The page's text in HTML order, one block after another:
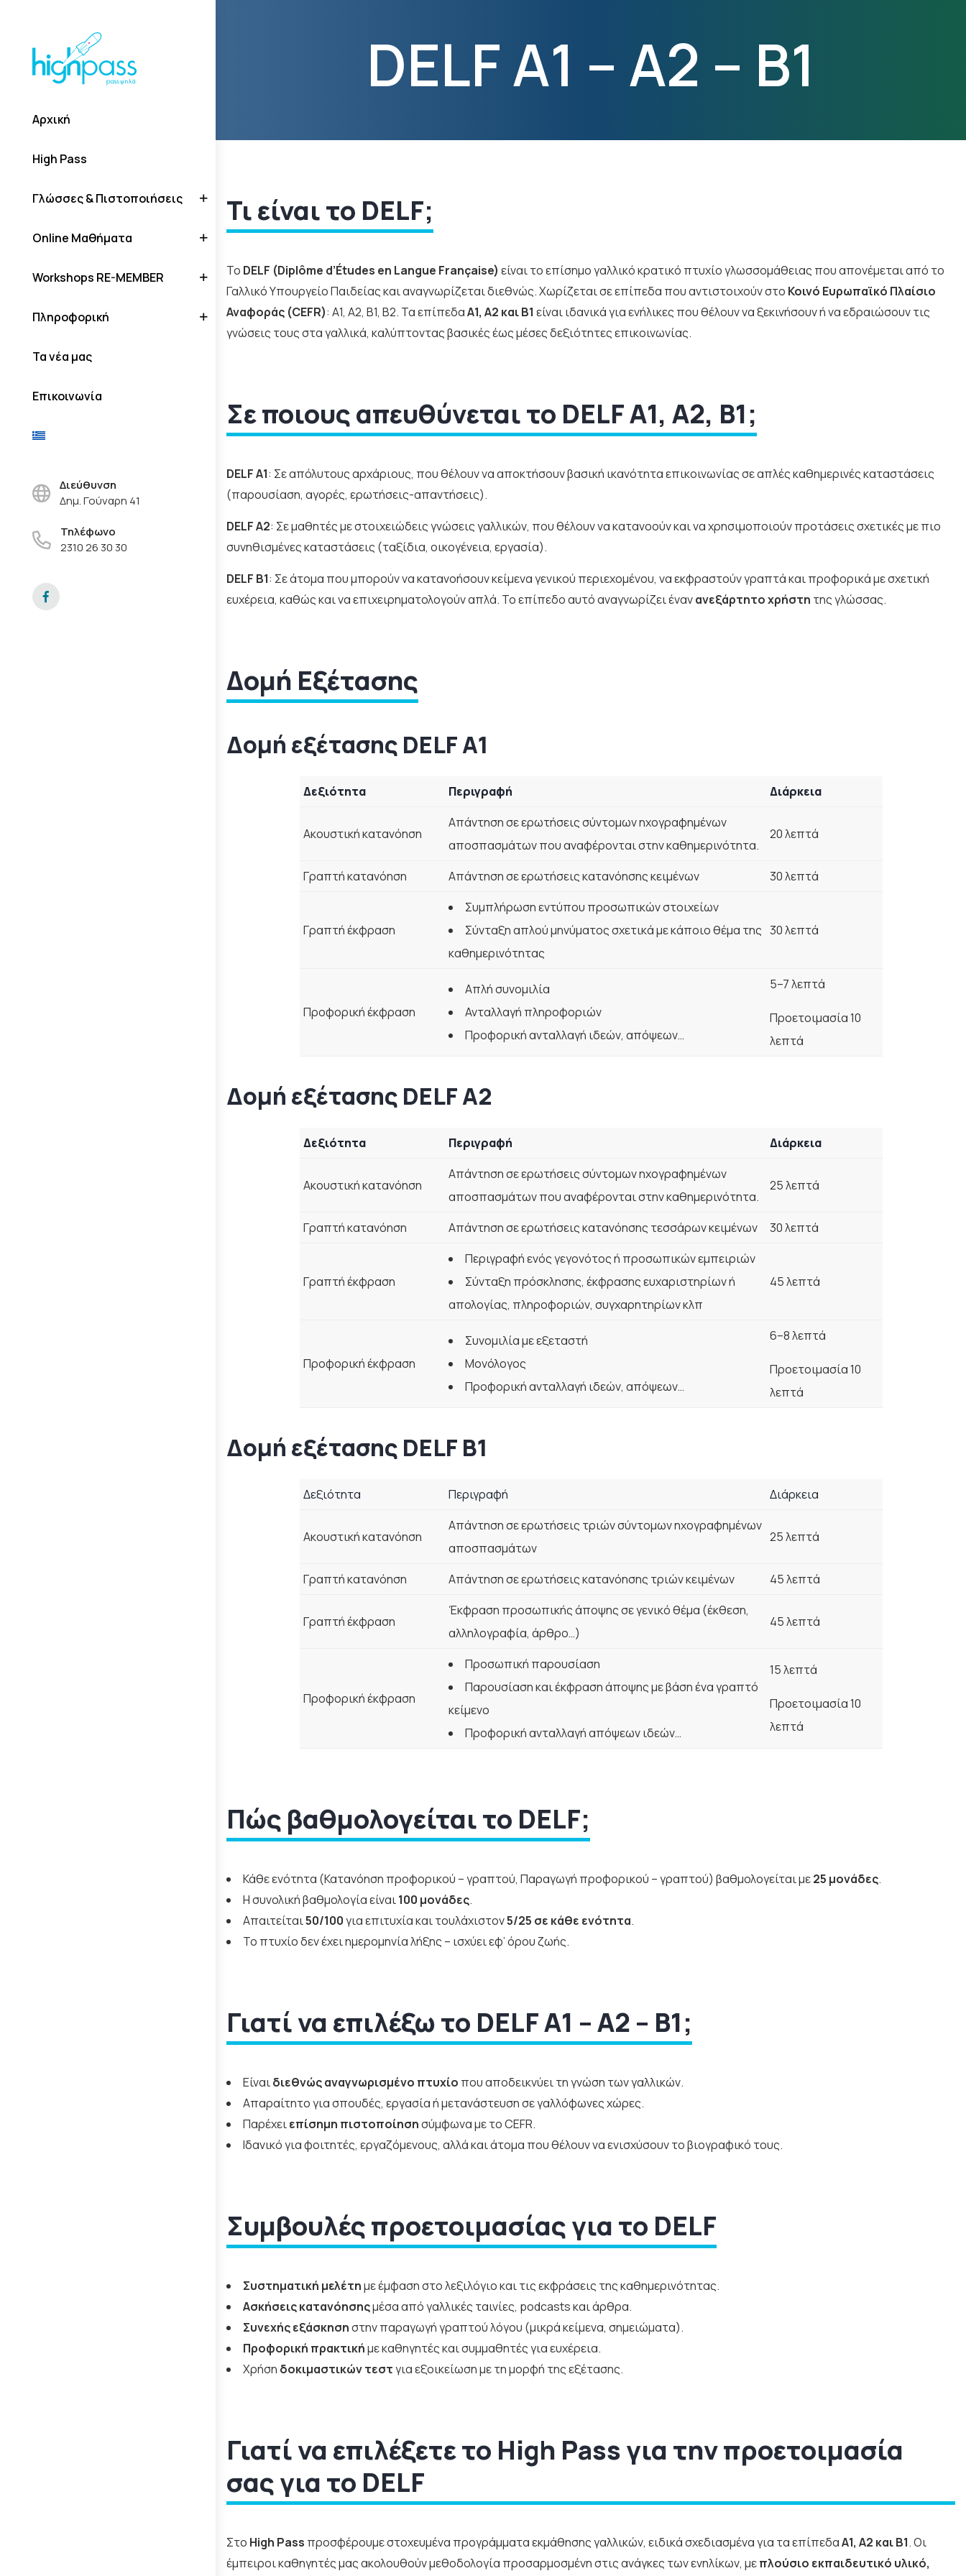
Αρχική
High Pass
Γλώσσες & Πιστοποιήσεις
Online Μαθήματα
Workshops RE-MEMBER
Πληροφορική
Τα νέα μας
Επικοινωνία
Διεύθυνση
Δημ. Γούναρη 41
Τηλέφωνο
2310 26 30 30
DELF A1 – A2 – B1
Τι είναι το DELF;
Το DELF (Diplôme d’Études en Langue Française) είναι το επίσημο γαλλικό κρατικό πτυχίο γλωσσομάθειας που απονέμεται από το
Γαλλικό Υπουργείο Παιδείας και αναγνωρίζεται διεθνώς. Χωρίζεται σε επίπεδα που αντιστοιχούν στο Κοινό Ευρωπαϊκό Πλαίσιο
Αναφοράς (CEFR): A1, A2, B1, B2. Τα επίπεδαA1, A2 και B1 είναι ιδανικά για ενήλικες που θέλουν να ξεκινήσουν ή να εδραιώσουν τις
γνώσεις τους στα γαλλικά, καλύπτοντας βασικές έως μέσες δεξιότητες επικοινωνίας.
Σε ποιους απευθύνεται το DELF A1, A2, B1;
DELF A1: Σε απόλυτους αρχάριους, που θέλουν να αποκτήσουν βασική ικανότητα επικοινωνίας σε απλές καθημερινές καταστάσεις
(παρουσίαση, αγορές, ερωτήσεις-απαντήσεις).
DELF A2: Σε μαθητές με στοιχειώδεις γνώσεις γαλλικών, που θέλουν να κατανοούν και να χρησιμοποιούν προτάσεις σχετικές με πιο
συνηθισμένες καταστάσεις (ταξίδια, οικογένεια, εργασία).
DELF B1: Σε άτομα που μπορούν να κατανοήσουν κείμενα γενικού περιεχομένου, να εκφραστούν γραπτά και προφορικά με σχετική
ευχέρεια, καθώς και να επιχειρηματολογούν απλά. Το επίπεδο αυτό αναγνωρίζει ένανανεξάρτητο χρήστη της γλώσσας.
Δομή Εξέτασης
Δομή εξέτασης DELF A1
Δεξιότητα Περιγραφή Διάρκεια
Ακουστική κατανόηση
Απάντηση σε ερωτήσεις σύντομων ηχογραφημένων
αποσπασμάτων που αναφέρονται στην καθημερινότητα.
20 λεπτά
Γραπτή κατανόηση Απάντηση σε ερωτήσεις κατανόησης κειμένων 30 λεπτά
Γραπτή έκφραση
Συμπλήρωση εντύπου προσωπικών στοιχείων
Σύνταξη απλού μηνύματος σχετικά με κάποιο θέμα της
καθημερινότητας
30 λεπτά
Προφορική έκφραση
Απλή συνομιλία
Ανταλλαγή πληροφοριών
Προφορική ανταλλαγή ιδεών, απόψεων…
5–7 λεπτά
Προετοιμασία 10
λεπτά
Δομή εξέτασης DELF A2
Δεξιότητα Περιγραφή Διάρκεια
Ακουστική κατανόηση
Απάντηση σε ερωτήσεις σύντομων ηχογραφημένων
αποσπασμάτων που αναφέρονται στην καθημερινότητα.
25 λεπτά
Γραπτή κατανόηση Απάντηση σε ερωτήσεις κατανόησης τεσσάρων κειμένων 30 λεπτά
Γραπτή έκφραση
Περιγραφή ενός γεγονότος ή προσωπικών εμπειριών
Σύνταξη πρόσκλησης, έκφρασης ευχαριστηρίων ή
απολογίας, πληροφοριών, συγχαρητηρίων κλπ
45 λεπτά
Προφορική έκφραση
Συνομιλία με εξεταστή
Μονόλογος
Προφορική ανταλλαγή ιδεών, απόψεων…
6–8 λεπτά
Προετοιμασία 10
λεπτά
Δομή εξέτασης DELF B1
Δεξιότητα Περιγραφή Διάρκεια
Ακουστική κατανόηση
Απάντηση σε ερωτήσεις τριών σύντομων ηχογραφημένων
αποσπασμάτων
25 λεπτά
Γραπτή κατανόηση Απάντηση σε ερωτήσεις κατανόησης τριών κειμένων 45 λεπτά
Γραπτή έκφραση
Έκφραση προσωπικής άποψης σε γενικό θέμα (έκθεση,
αλληλογραφία, άρθρο…)
45 λεπτά
Προφορική έκφραση
Προσωπική παρουσίαση
Παρουσίαση και έκφραση άποψης με βάση ένα γραπτό
κείμενο
Προφορική ανταλλαγή απόψεων ιδεών…
15 λεπτά
Προετοιμασία 10
λεπτά
Πώς βαθμολογείται το DELF;
Κάθε ενότητα (Κατανόηση προφορικού – γραπτού, Παραγωγή προφορικού – γραπτού) βαθμολογείται με25 μονάδες.
Η συνολική βαθμολογία είναι100 μονάδες.
Απαιτείται50/100για επιτυχία και τουλάχιστον5/25 σε κάθε ενότητα.
Το πτυχίο δεν έχει ημερομηνία λήξης – ισχύει εφ’ όρου ζωής.
Γιατί να επιλέξω το DELF A1 – A2 – B1;
Είναιδιεθνώς αναγνωρισμένο πτυχίο που αποδεικνύει τη γνώση των γαλλικών.
Απαραίτητο για σπουδές, εργασία ή μετανάστευση σε γαλλόφωνες χώρες.
Παρέχειεπίσημη πιστοποίησησύμφωνα με το CEFR.
Ιδανικό για φοιτητές, εργαζόμενους, αλλά και άτομα που θέλουν να ενισχύσουν το βιογραφικό τους.
Συμβουλές προετοιμασίας για το DELF
Συστηματική μελέτημε έμφαση στο λεξιλόγιο και τις εκφράσεις της καθημερινότητας.
Ασκήσεις κατανόησηςμέσα από γαλλικές ταινίες, podcasts και άρθρα.
Συνεχής εξάσκησηστην παραγωγή γραπτού λόγου (μικρά κείμενα, σημειώματα).
Προφορική πρακτικήμε καθηγητές και συμμαθητές για ευχέρεια.
Χρήση δοκιμαστικών τεστγια εξοικείωση με τη μορφή της εξέτασης.
Γιατί να επιλέξετε το High Pass για την προετοιμασία
σας για το DELF
Στο High Pass προσφέρουμε στοχευμένα προγράμματα εκμάθησης γαλλικών, ειδικά σχεδιασμένα για τα επίπεδαA1, A2 και B1. Οι
έμπειροι καθηγητές μας ακολουθούν μεθοδολογία προσαρμοσμένη στις ανάγκες των ενηλίκων, μεπλούσιο εκπαιδευτικό υλικό,